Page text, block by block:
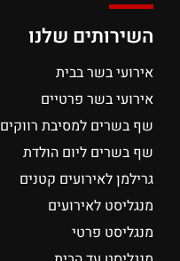
השירותים שלנו
אירועי בשר בבית
אירועי בשר פרטיים
שף בשרים למסיבת רווקים
שף בשרים ליום הולדת
גרילמן לאירועים קטנים
מנגליסט לאירועים
מנגליסט פרטי